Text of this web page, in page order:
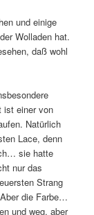
und einige
Wolladen hat.
daß wohl
ist einer von
Natürlich
Lace, denn
sie hatte
nur das
Strang
die Farbe…
und weg, aber